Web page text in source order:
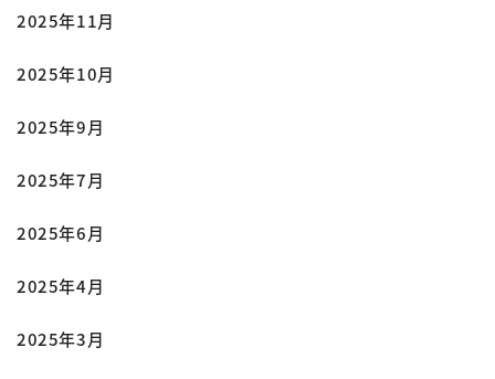
2025年11月
2025年10月
2025年9月
2025年7月
2025年6月
2025年4月
2025年3月